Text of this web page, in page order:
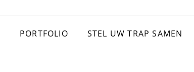
PORTFOLIO STEL UW TRAP SAMEN